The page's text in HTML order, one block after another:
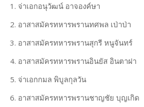
1. จ่าเอกอนุวัฒน์ อาจองค์ษา
2. อาสาสมัครทหารพรานทศพล เป่าป่า
3. อาสาสมัครทหารพรานสุกรี หนูจันทร์
4. อาสาสมัครทหารพรานอินยัส อินตาฝา
5. จ่าเอกกมล พิบูลกุลวัน
6. อาสาสมัครทหารพรานชาญชัย บุญเกิด